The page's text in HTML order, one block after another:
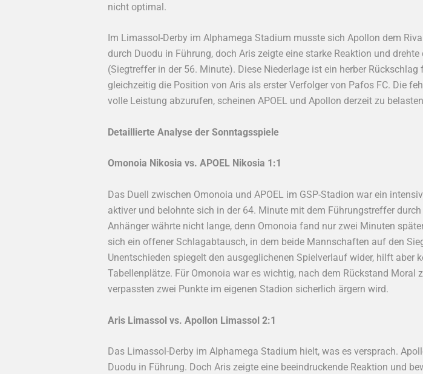
nicht optimal.
Im Limassol-Derby im Alphamega Stadium musste sich Apollon dem
durch Duodu in Führung, doch Aris zeigte eine starke Reaktion und
(Siegtreffer in der 56. Minute). Diese Niederlage ist ein herber
gleichzeitig die Position von Aris als erster Verfolger von Pafos FC. Die
volle Leistung abzurufen, scheinen APOEL und Apollon derzeit zu
Detaillierte Analyse der Sonntagsspiele
Omonoia Nikosia vs. APOEL Nikosia 1:1
Das Duell zwischen Omonoia und APOEL im GSP-Stadion war ein
aktiver und belohnte sich in der 64. Minute mit dem Führungstreffer
Anhänger währte nicht lange, denn Omonoia fand nur zwei Minuten
sich ein offener Schlagabtausch, in dem beide Mannschaften auf den
Unentschieden spiegelt den ausgeglichenen Spielverlauf wider, hilft aber
Tabellenplätze. Für Omonoia war es wichtig, nach dem Rückstand Moral
verpassten zwei Punkte im eigenen Stadion sicherlich ärgern wird.
Aris Limassol vs. Apollon Limassol 2:1
Das Limassol-Derby im Alphamega Stadium hielt, was es versprach.
Duodu in Führung. Doch Aris zeigte eine beeindruckende Reaktion und